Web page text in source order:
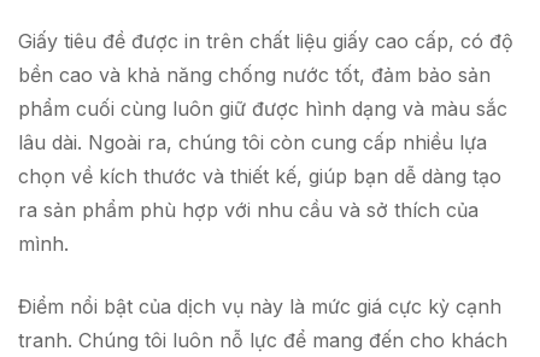
Giấy tiêu đề được in trên chất liệu giấy cao cấp, có độ
bền cao và khả năng chống nước tốt, đảm bảo sản
phẩm cuối cùng luôn giữ được hình dạng và màu sắc
lâu dài. Ngoài ra, chúng tôi còn cung cấp nhiều lựa
chọn về kích thước và thiết kế, giúp bạn dễ dàng tạo
ra sản phẩm phù hợp với nhu cầu và sở thích của
mình.
Điểm nổi bật của dịch vụ này là mức giá cực kỳ cạnh
tranh. Chúng tôi luôn nỗ lực để mang đến cho khách